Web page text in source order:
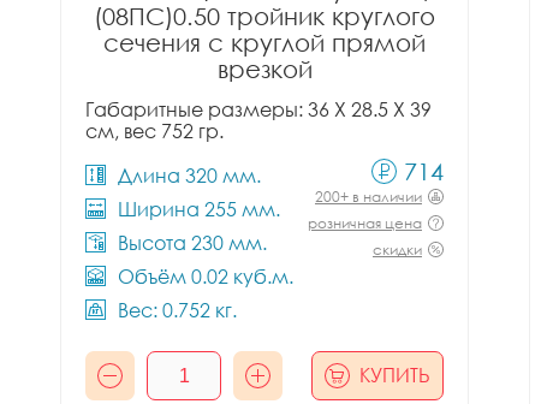
(08ПС)0.50 тройник круглого
сечения с круглой прямой
врезкой
Габаритные размеры: 36 X 28.5 X 39
см, вес 752 гр.
Длина 320 мм.
Ширина 255 мм.
Высота 230 мм.
Объём 0.02 куб.м.
Вес: 0.752 кг.
714
200+ в наличии
розничная цена
скидки
КУПИТЬ